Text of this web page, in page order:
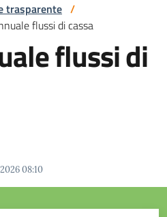
trasparente /
flussi di cassa
flussi di
08:10